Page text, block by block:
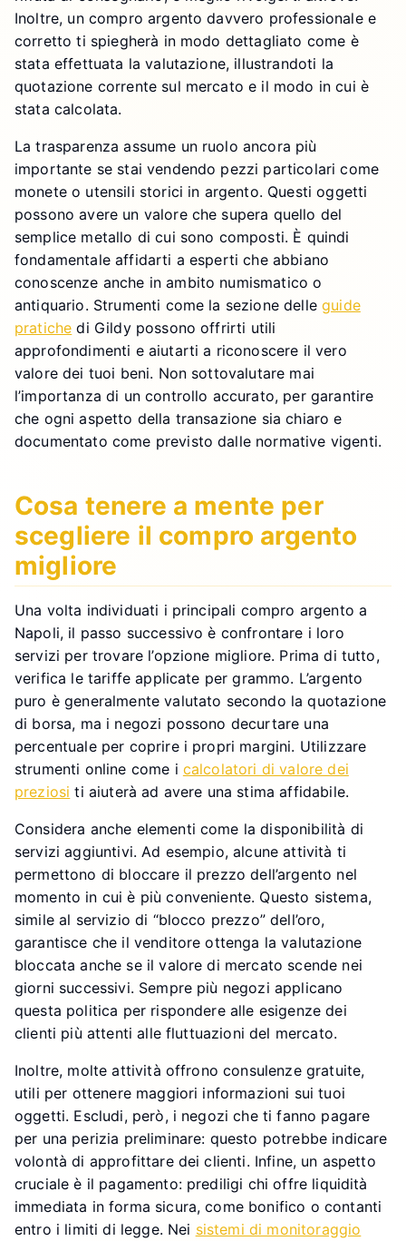
Inoltre, un compro argento davvero professionale e
corretto ti spiegherà in modo dettagliato come è
stata effettuata la valutazione, illustrandoti la
quotazione corrente sul mercato e il modo in cui è
stata calcolata.
La trasparenza assume un ruolo ancora più
importante se stai vendendo pezzi particolari come
monete o utensili storici in argento. Questi oggetti
possono avere un valore che supera quello del
semplice metallo di cui sono composti. È quindi
fondamentale affidarti a esperti che abbiano
conoscenze anche in ambito numismatico o
antiquario. Strumenti come la sezione delleguide
pratiche di Gildy possono offrirti utili
approfondimenti e aiutarti a riconoscere il vero
valore dei tuoi beni. Non sottovalutare mai
l’importanza di un controllo accurato, per garantire
che ogni aspetto della transazione sia chiaro e
documentato come previsto dalle normative vigenti.
Cosa tenere a mente per
scegliere il compro argento
migliore
Una volta individuati i principali compro argento a
Napoli, il passo successivo è confrontare i loro
servizi per trovare l’opzione migliore. Prima di tutto,
verifica le tariffe applicate per grammo. L’argento
puro è generalmente valutato secondo la quotazione
di borsa, ma i negozi possono decurtare una
percentuale per coprire i propri margini. Utilizzare
strumenti online come i calcolatori di valore dei
preziosi ti aiuterà ad avere una stima affidabile.
Considera anche elementi come la disponibilità di
servizi aggiuntivi. Ad esempio, alcune attività ti
permettono di bloccare il prezzo dell’argento nel
momento in cui è più conveniente. Questo sistema,
simile al servizio di “blocco prezzo” dell’oro,
garantisce che il venditore ottenga la valutazione
bloccata anche se il valore di mercato scende nei
giorni successivi. Sempre più negozi applicano
questa politica per rispondere alle esigenze dei
clienti più attenti alle fluttuazioni del mercato.
Inoltre, molte attività offrono consulenze gratuite,
utili per ottenere maggiori informazioni sui tuoi
oggetti. Escludi, però, i negozi che ti fanno pagare
per una perizia preliminare: questo potrebbe indicare
volontà di approfittare dei clienti. Infine, un aspetto
cruciale è il pagamento: prediligi chi offre liquidità
immediata in forma sicura, come bonifico o contanti
entro i limiti di legge. Nei sistemi di monitoraggio